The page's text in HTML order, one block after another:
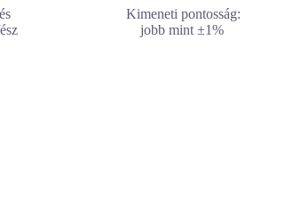
Kimeneti pontosság:
jobb mint ±1%